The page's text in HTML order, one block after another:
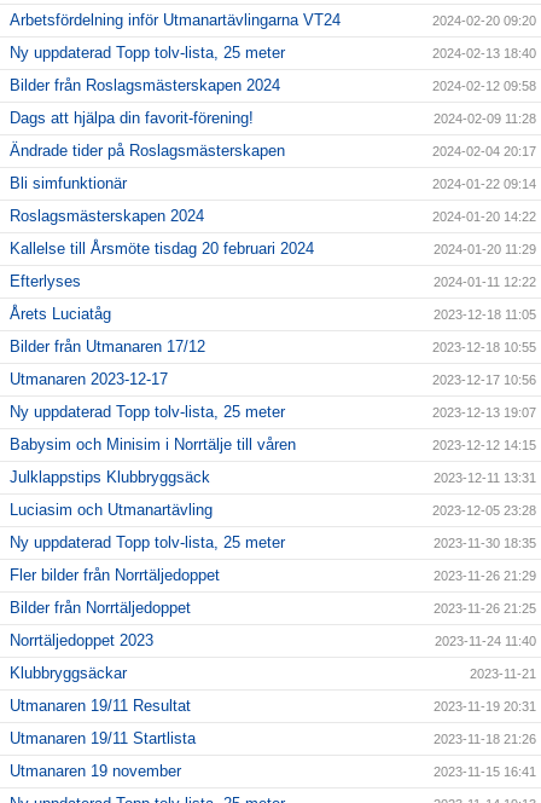
Arbetsfördelning inför Utmanartävlingarna VT24 2024-02-20 09:20
Ny uppdaterad Topp tolv-lista, 25 meter 2024-02-13 18:40
Bilder från Roslagsmästerskapen 2024 2024-02-12 09:58
Dags att hjälpa din favorit-förening! 2024-02-09 11:28
Ändrade tider på Roslagsmästerskapen 2024-02-04 20:17
Bli simfunktionär 2024-01-22 09:14
Roslagsmästerskapen 2024 2024-01-20 14:22
Kallelse till Årsmöte tisdag 20 februari 2024 2024-01-20 11:29
Efterlyses 2024-01-11 12:22
Årets Luciatåg 2023-12-18 11:05
Bilder från Utmanaren 17/12 2023-12-18 10:55
Utmanaren 2023-12-17 2023-12-17 10:56
Ny uppdaterad Topp tolv-lista, 25 meter 2023-12-13 19:07
Babysim och Minisim i Norrtälje till våren 2023-12-12 14:15
Julklappstips Klubbryggsäck 2023-12-11 13:31
Luciasim och Utmanartävling 2023-12-05 23:28
Ny uppdaterad Topp tolv-lista, 25 meter 2023-11-30 18:35
Fler bilder från Norrtäljedoppet 2023-11-26 21:29
Bilder från Norrtäljedoppet 2023-11-26 21:25
Norrtäljedoppet 2023 2023-11-24 11:40
Klubbryggsäckar 2023-11-21
Utmanaren 19/11 Resultat 2023-11-19 20:31
Utmanaren 19/11 Startlista 2023-11-18 21:26
Utmanaren 19 november 2023-11-15 16:41